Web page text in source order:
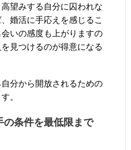
望みする自分に囚われな
婚活に手応えを感じるこ
いの感度も上がりますの
見つけるのが得意になる
分から開放されるための
。
の条件を最低限まで